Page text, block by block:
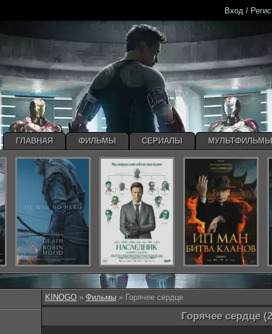
KINOGO » Фильмы » Горячее сердце
Горячее сердце
Вход /
ГЛАВНАЯ ФИЛЬМЫ СЕРИАЛЫ МУЛЬТФИЛЬМЫ